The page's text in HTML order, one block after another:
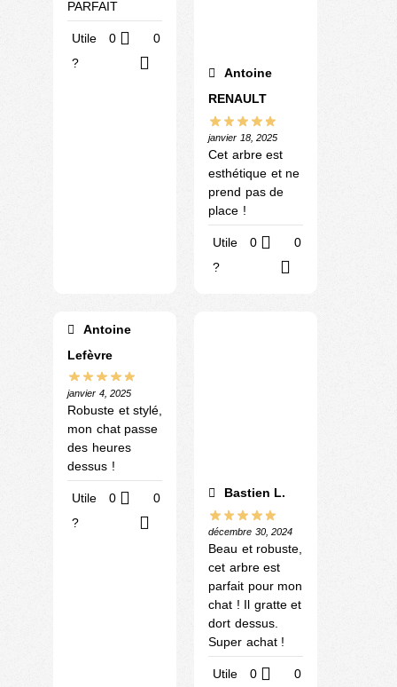
PARFAIT
Utile
?
0 0
Antoine
RENAULT
janvier 18, 2025
Cet arbre est
esthétique et ne
prend pas de
place !
Utile
?
0 0
Antoine
Lefèvre
janvier 4, 2025
Robuste et stylé,
mon chat passe
des heures
dessus !
Utile
?
0 0 Bastien L.
décembre 30, 2024
Beau et robuste,
cet arbre est
parfait pour mon
chat ! Il gratte et
dort dessus.
Super achat !
Utile
0 0